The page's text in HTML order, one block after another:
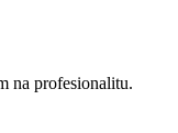
na profesionalitu.